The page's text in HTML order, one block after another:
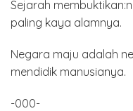
Sejarah
paling kaya alamnya.
Negara maju adalah
mendidik manusianya.
-000-